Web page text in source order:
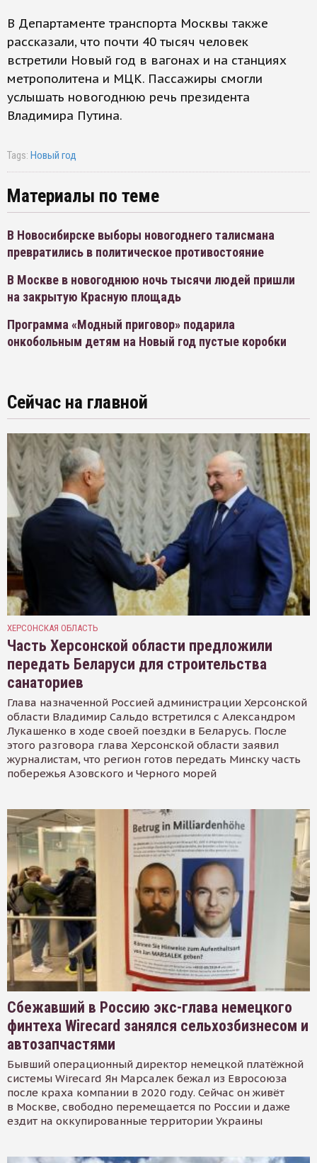
В Департаменте транспорта Москвы также
рассказали, что почти 40 тысяч человек
встретили Новый год в вагонах и на станциях
метрополитена и МЦК. Пассажиры смогли
услышать новогоднюю речь президента
Владимира Путина.
Tags: Новый год
Материалы по теме
В Новосибирске выборы новогоднего талисмана
превратились в политическое противостояние
В Москве в новогоднюю ночь тысячи людей пришли
на закрытую Красную площадь
Программа «Модный приговор» подарила
онкобольным детям на Новый год пустые коробки
Сейчас на главной
ХЕРСОНСКАЯ ОБЛАСТЬ
Часть Херсонской области предложили
передать Беларуси для строительства
санаториев
Глава назначенной Россией администрации Херсонской
области Владимир Сальдо встретился с Александром
Лукашенко в ходе своей поездки в Беларусь. После
этого разговора глава Херсонской области заявил
журналистам, что регион готов передать Минску часть
побережья Азовского и Черного морей
Сбежавший в Россию экс-глава немецкого
финтеха Wirecard занялся сельхозбизнесом и
автозапчастями
Бывший операционный директор немецкой платёжной
системы Wirecard Ян Марсалек бежал из Евросоюза
после краха компании в 2020 году. Сейчас он живёт
в Москве, свободно перемещается по России и даже
ездит на оккупированные территории Украины